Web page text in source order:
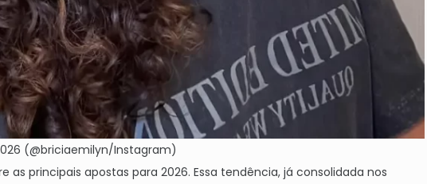
(@briciaemilyn/Instagram)
principais apostas para 2026. Essa tendência, já consolidada nos